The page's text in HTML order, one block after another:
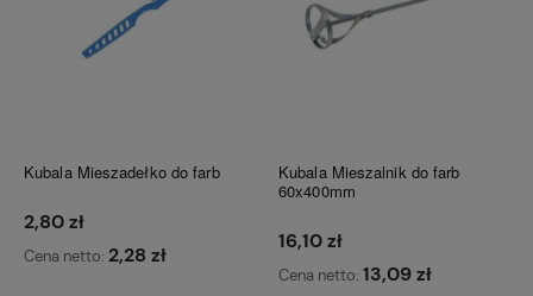
Kubala Mieszadełko do farb
2,80 zł
Cena netto: 2,28 zł
Kubala Mieszalnik do farb
60x400mm
16,10 zł
Cena netto: 13,09 zł